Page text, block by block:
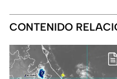
CONTENIDO